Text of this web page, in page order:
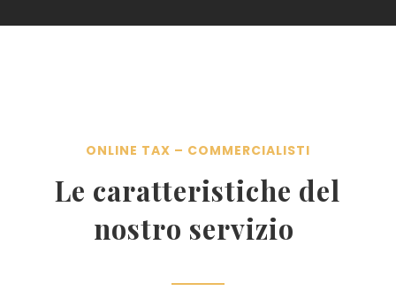
ONLINE TAX – COMMERCIALISTI
Le caratteristiche del
nostro servizio